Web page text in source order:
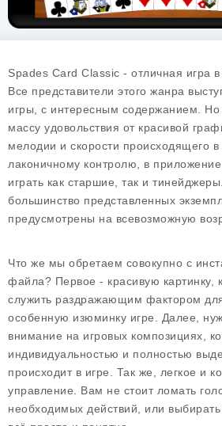
Spades Card Classic - отличная игра
Все представители этого жанра
игры, с интересным содержанием.
массу удовольствия от красивой
мелодии и скорости происходящего в
лаконичному контролю, в
играть как старшие, так и
большинство представленных
предусмотрены на всевозможную
Что же мы обретаем совокупно с
файла? Первое - красивую картинку,
служить раздражающим фактором
особенную изюминку игре. Далее,
внимание на игровых композициях,
индивидуальностью и полностью
происходит в игре. Так же, легкое и
управление. Вам не стоит ломать
необходимых действий, или